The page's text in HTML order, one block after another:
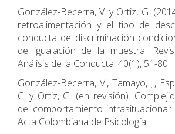
González-Becerra, V. y Ortiz, G.
retroalimentación y el tipo de
conducta de discriminación
de igualación de la muestra.
Análisis de la Conducta, 40(1), 51-80.
González-Becerra, V., Tamayo, J.,
C. y Ortiz, G. (en revisión).
del comportamiento intrasituacional:
Acta Colombiana de Psicología.